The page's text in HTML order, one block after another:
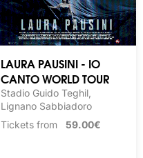
LAURA PAUSINI - IO
CANTO WORLD TOUR
Stadio Guido Teghil,
Lignano Sabbiadoro
Tickets from 59.00€